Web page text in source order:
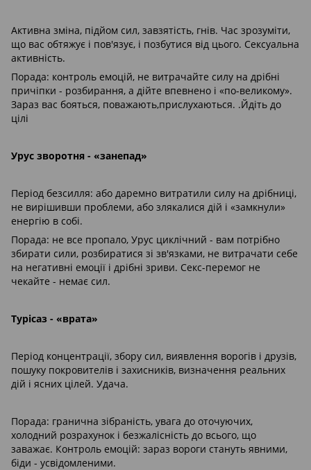
Активна зміна, підйом сил, завзятість, гнів. Час зрозуміти,
що вас обтяжує і пов'язує, і позбутися від цього. Сексуальна
активність.
Порада: контроль емоцій, не витрачайте силу на дрібні
причіпки - розбирання, а дійте впевнено і «по-великому».
Зараз вас бояться, поважають,прислухаються. .Йдіть до
цілі
Урус зворотня - «занепад»
Період безсилля: або даремно витратили силу на дрібниці,
не вирішивши проблеми, або злякалися дій і «замкнули»
енергію в собі.
Порада: не все пропало, Урус циклічний - вам потрібно
збирати сили, розбиратися зі зв'язками, не витрачати себе
на негативні емоції і дрібні зриви. Секс-перемог не
чекайте - немає сил.
Турісаз - «врата»
Період концентрації, збору сил, виявлення ворогів і друзів,
пошуку покровителів і захисників, визначення реальних
дій і ясних цілей. Удача.
Порада: гранична зібраність, увага до оточуючих,
холодний розрахунок і безжалісність до всього, що
заважає. Контроль емоцій: зараз вороги стануть явними,
біди - усвідомленими.